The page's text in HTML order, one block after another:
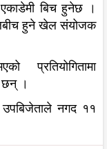
बिच हुनेछ ।
हुने खेल संयोजक
प्रतियोगितामा
छन् ।
उपबिजेताले नगद ११